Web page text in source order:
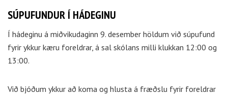
SÚPUFUNDUR Í HÁDEGINU
Í hádeginu á miðvikudaginn 9. desember höldum við súpufund
fyrir ykkur kæru foreldrar, á sal skólans milli klukkan 12:00 og
13:00.
Við bjóðum ykkur að koma og hlusta á fræðslu fyrir foreldrar